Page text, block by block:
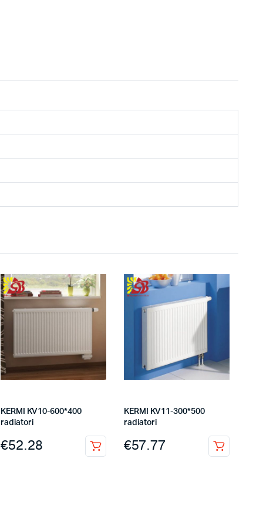
KERMI KV10-600*400
radiatori
€52.28
KERMI KV11-300*500
radiatori
€57.77